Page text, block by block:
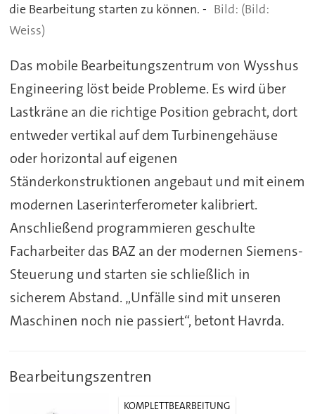
die Bearbeitung starten zu können. -
(Bild:
Weiss)
Das mobile Bearbeitungszentrum von Wysshus
Engineering löst beide Probleme. Es wird über
Lastkräne an die richtige Position gebracht, dort
entweder vertikal auf dem Turbinengehäuse
oder horizontal auf eigenen
Ständerkonstruktionen angebaut und mit einem
modernen Laserinterferometer kalibriert.
Anschließend programmieren geschulte
Facharbeiter das BAZ an der modernen Siemens-
Steuerung und starten sie schließlich in
sicherem Abstand. „Unfälle sind mit unseren
Maschinen noch nie passiert“, betont Havrda.
Bearbeitungszentren
KOMPLETTBEARBEITUNG